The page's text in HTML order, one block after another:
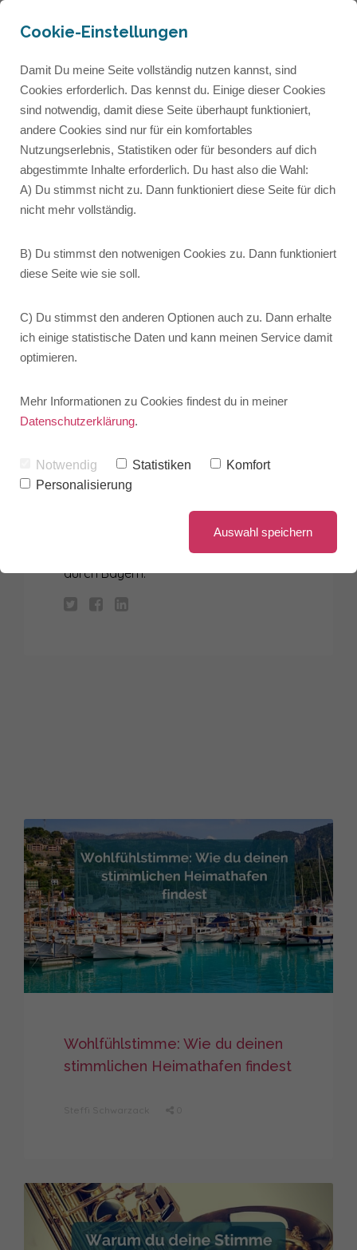
Autorenseite
Lorem ipsum dolor sit amet, consetetur
sadipscing elitr, sed diam nonumy eirmod tempor
sed diam voluptua.
und ihren Mops durch Sylt. Franz jagt
im komplett verwahrlostenTaxiquer
durch Bayern.
Wohlfühlstimme: Wie du deinen
stimmlichen Heimathafen findest
Cookie-Einstellungen
Damit Du meine Seite vollständig nutzen kannst, sind
Cookies erforderlich. Das kennst du. Einige dieser Cookies
sind notwendig, damit diese Seite überhaupt funktioniert,
andere Cookies sind nur für ein komfortables
Nutzungserlebnis, Statistiken oder für besonders auf dich
abgestimmte Inhalte erforderlich. Du hast also die Wahl:
A) Du stimmst nicht zu. Dann funktioniert diese Seite für dich
nicht mehr vollständig.
B) Du stimmst den notwenigen Cookies zu. Dann funktioniert
diese Seite wie sie soll.
C) Du stimmst den anderen Optionen auch zu. Dann erhalte
ich einige statistische Daten und kann meinen Service damit
optimieren.
Mehr Informationen zu Cookies findest du in meiner
Datenschutzerklärung.
Notwendig Statistiken
Komfort
Personalisierung
Auswahl speichern